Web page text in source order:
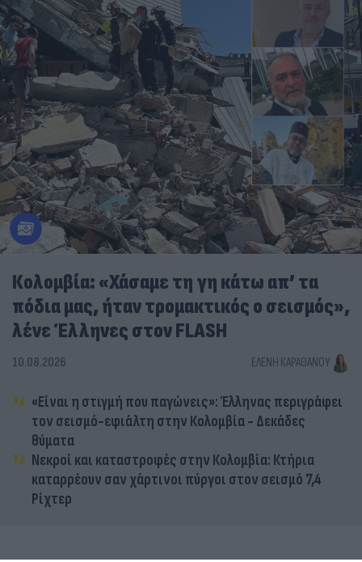
Κολομβία: «Χάσαμε τη γη κάτω απ’ τα
πόδια μας, ήταν τρομακτικός ο σεισμός»,
λένε Έλληνες στον FLASH
10.08.2026 ΕΛΈΝΗ ΚΑΡΑΘΆΝΟΥ
«Είναι η στιγμή που παγώνεις»: Έλληνας περιγράφει
τον σεισμό-εφιάλτη στην Κολομβία - Δεκάδες
θύματα
Νεκροί και καταστροφές στην Κολομβία: Κτήρια
καταρρέουν σαν χάρτινοι πύργοι στον σεισμό 7,4
Ρίχτερ